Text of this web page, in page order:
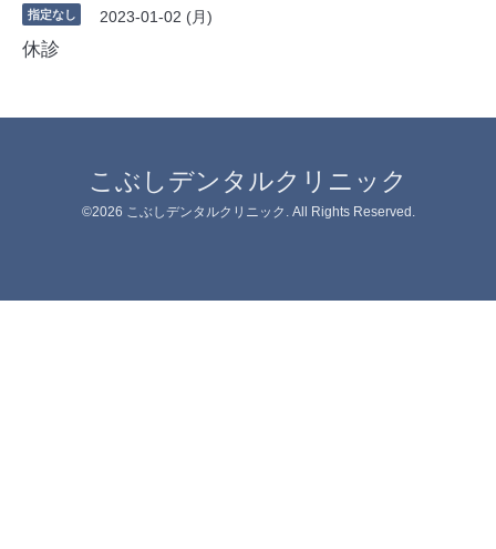
指定なし 2023-01-02 (月)
休診
こぶしデンタルクリニック
©2026 こぶしデンタルクリニック . All Rights Reserved.